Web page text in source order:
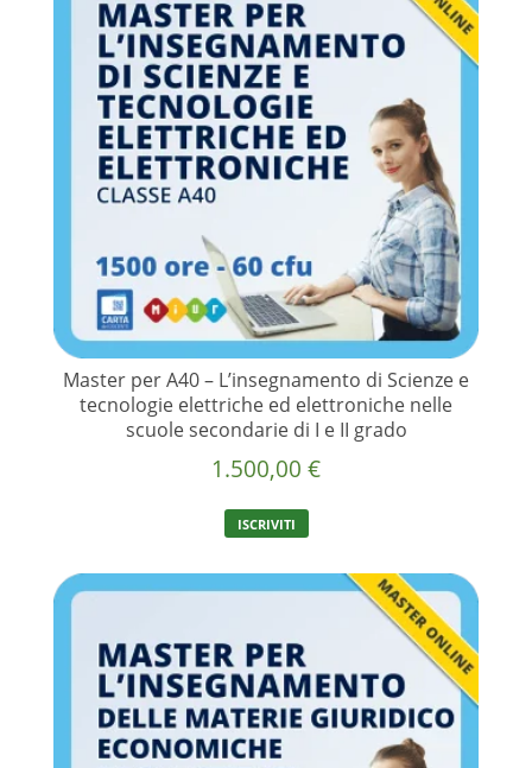
Master per A40 – L’insegnamento di Scienze e
tecnologie elettriche ed elettroniche nelle
scuole secondarie di I e II grado
1.500,00 €
ISCRIVITI